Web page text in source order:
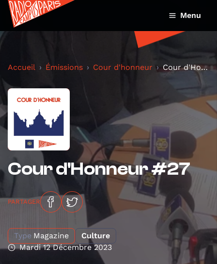
Menu
Accueil Émissions Cour d'honneur Cour d'Honneur #27
Cour d'Honneur #27
PARTAGER
Type Magazine
Culture
Mardi 12 Décembre 2023